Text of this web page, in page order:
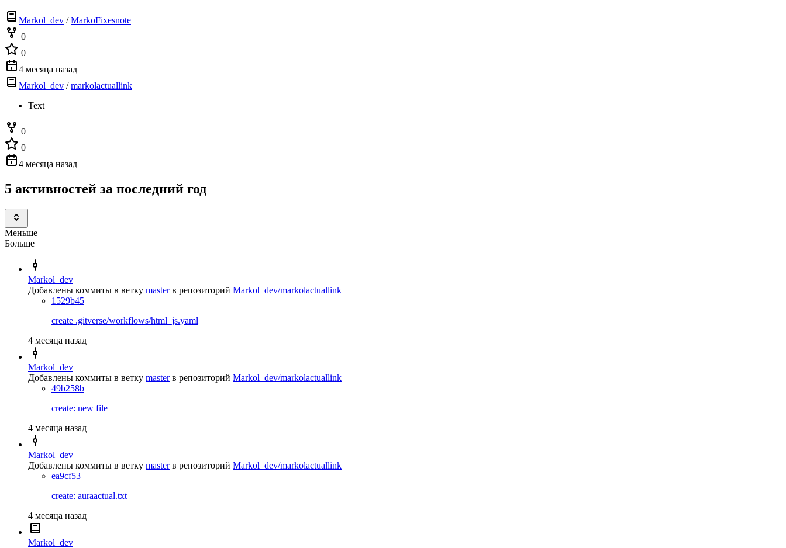
Markol_dev /MarkoFixesnote
0
0
4 месяца назад
Markol_dev /markolactuallink
Text
0
0
4 месяца назад
5 активностей за последний год
Меньше
Больше
Markol_dev
Добавлены коммиты в ветку master в репозиторий Markol_dev/markolactuallink
1529b45
create .gitverse/workflows/html_js.yaml
4 месяца назад
Markol_dev
Добавлены коммиты в ветку master в репозиторий Markol_dev/markolactuallink
49b258b
create: new file
4 месяца назад
Markol_dev
Добавлены коммиты в ветку master в репозиторий Markol_dev/markolactuallink
ea9cf53
create: auraactual.txt
4 месяца назад
Markol_dev